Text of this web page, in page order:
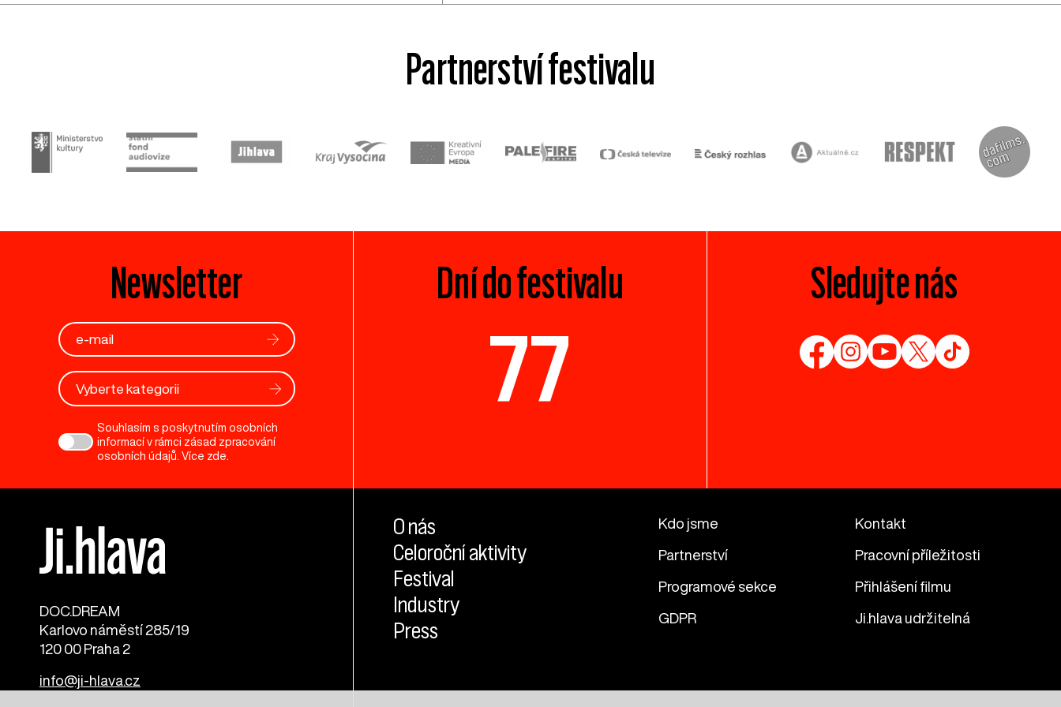
Partnerství festivalu
Newsletter
Vyberte kategorii
Souhlasím s poskytnutím osobních
informací v rámci zásad zpracování
osobních údajů. Více zde.
Dní do festivalu
77
Sledujte nás
DOC.DREAM​
Karlovo náměstí 285/19
120 00 Praha 2
info@ji-hlava.cz
O nás
Celoroční aktivity
Festival
Industry
Press
Kdo jsme Kontakt
Partnerství Pracovní příležitosti
Programové sekce Přihlášení filmu
GDPR Ji.hlava udržitelná